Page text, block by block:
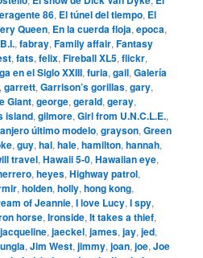
86, El túnel del tiempo, El
Queen, En la cuerda floja,epoca,
,fabray,Family affair,Fantasy
,fats,felix,Fireball XL5,flickr,
en el Siglo XXIII,furia,gail,Galería
,garrett,Garrison’s gorillas,gary,
Giant,george,gerald,geray,
island,gilmore,Girl from U.N.C.L.E.,
último modelo,grayson,Green
,guy,hal,hale,hamilton,hannah,
travel,Hawaii 5-0,Hawaiian eye,
,heyes,Highway patrol,
,holden,holly,hong kong,
of Jeannie,I love Lucy,I spy,
horse,Ironside,It takes a thief,
jacqueline,jaeckel,james,jay,jed,
,Jim West,jimmy,joan,joe,Joe